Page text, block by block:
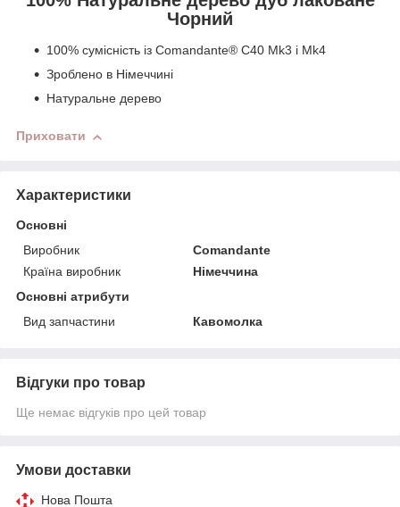
Чорний
100% сумісність із Comandante® C40 Mk3 і Mk4
Зроблено в Німеччині
Натуральне дерево
Приховати
Характеристики
Основні
Виробник
Comandante
Країна виробник
Німеччина
Основні атрибути
Вид запчастини
Кавомолка
Відгуки про товар
Ще немає відгуків про цей товар
Умови доставки
Нова Пошта